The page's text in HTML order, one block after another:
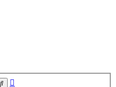
Søg